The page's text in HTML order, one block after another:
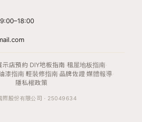
示店預約·DIY地板指南 ·租屋地板指南·
漆指南·輕裝修指南·品牌佐證·媒體報導·
隱私權政策
際股份有限公司 · 25049634